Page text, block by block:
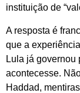
instituição de
A resposta é
que a
Lula já governou
acontecesse.
Haddad,